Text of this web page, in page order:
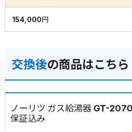
154,000円
交換後の商品はこちら
ノーリツ ガス給湯器 GT-
保証込み